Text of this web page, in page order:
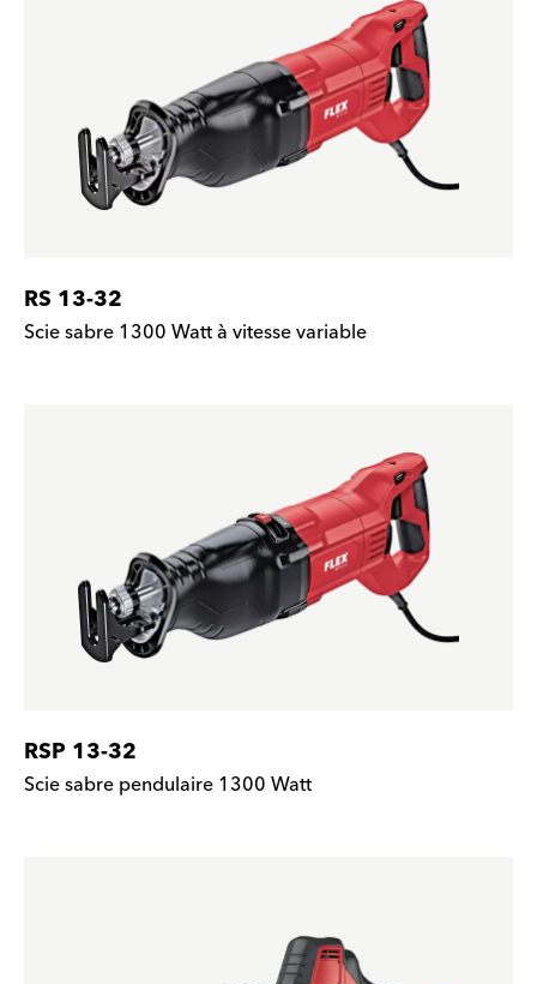
RS 13-32
Scie sabre 1300 Watt à vitesse variable
RSP 13-32
Scie sabre pendulaire 1300 Watt